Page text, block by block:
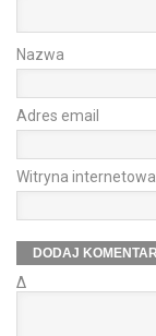
Nazwa
Adres email
Witryna internetowa
Δ